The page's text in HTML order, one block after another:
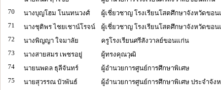
70
นางบุญโฮม โนนทนวงศ์
ผู้เชี่ยวชาญ โรงเรียนโสตศึกษาจังหวัดขอ
71
นางชุติพร ไชยเชาน์โรจน์
ผู้เชี่ยวชาญ โรงเรียนโสตศึกษาจังหวัดขอ
72
นางพิญญา ใจมาลัย
ครูโรงเรียนศรีสังวาลย์ขอนแก่น
73
นางสายสมร เพชรอยู่
ผู้ทรงคุณวุฒิ
74
นายนพดล ธุลีจันทร์
ผู้อำนวยการศูนย์การศึกษาพิเศษ
75
นายสุวรรณ บัวพันธ์
ผู้อำนวยการศูนย์การศึกษาพิเศษ ประจำจัง